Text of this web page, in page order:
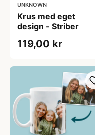
UNKNOWN
Krus med eget
design - Striber
119,00 kr